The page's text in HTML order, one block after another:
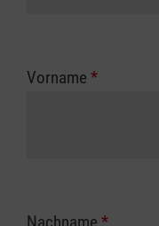
Vorname *
Nachname *